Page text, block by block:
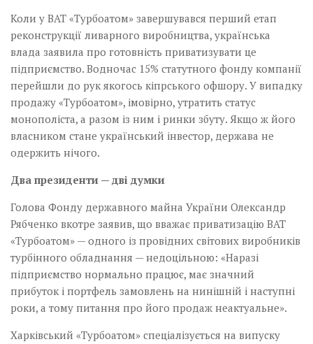
Коли у ВАТ «Турбоатом» завершувався перший етап
реконструкції ливарного виробництва, українська
влада заявила про готовність приватизувати це
підприємство. Водночас 15% статутного фонду компанії
перейшли до рук якогось кіпрського офшору. У випадку
продажу «Турбоатом», імовірно, утратить статус
монополіста, а разом із ним і ринки збуту. Якщо ж його
власником стане український інвестор, держава не
одержить нічого.
Два президенти — дві думки
Голова Фонду державного майна України Олександр
Рябченко вкотре заявив, що вважає приватизацію ВАТ
«Турбоатом» — одного із провідних світових виробників
турбінного обладнання — недоцільною: «Наразі
підприємство нормально працює, має значний
прибуток і портфель замовлень на нинішній і наступні
роки, а тому питання про його продаж неактуальне».
Харківський «Турбоатом» спеціалізується на випуску